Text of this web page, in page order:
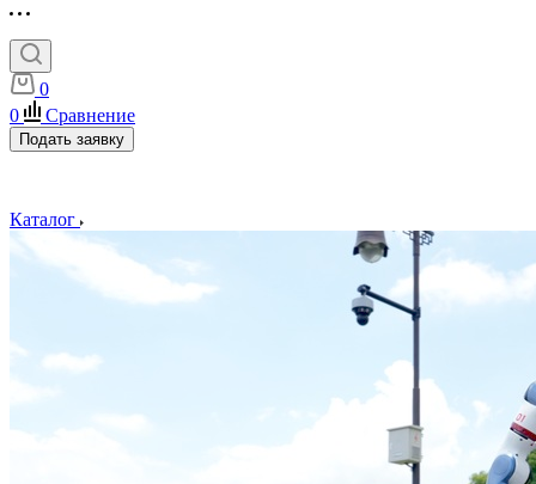
0
0
Сравнение
Подать заявку
Каталог